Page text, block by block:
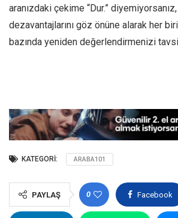
aranızdaki çekime “Dur.”
dezavantajlarını göz önüne alarak her
bazında yeniden değerlendirmenizi
KATEGORI: ARABA101
PAYLAŞ 0 Facebook